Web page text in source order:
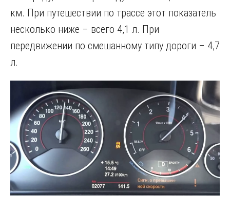
км. При путешествии по трассе этот показатель
несколько ниже – всего 4,1 л. При
передвижении по смешанному типу дороги – 4,7
л.